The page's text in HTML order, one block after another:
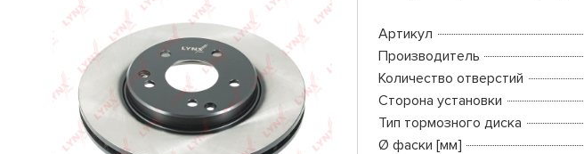
Артикул
Производитель
Количество отверстий
Сторона установки
Тип тормозного диска
Ø фаски [мм]